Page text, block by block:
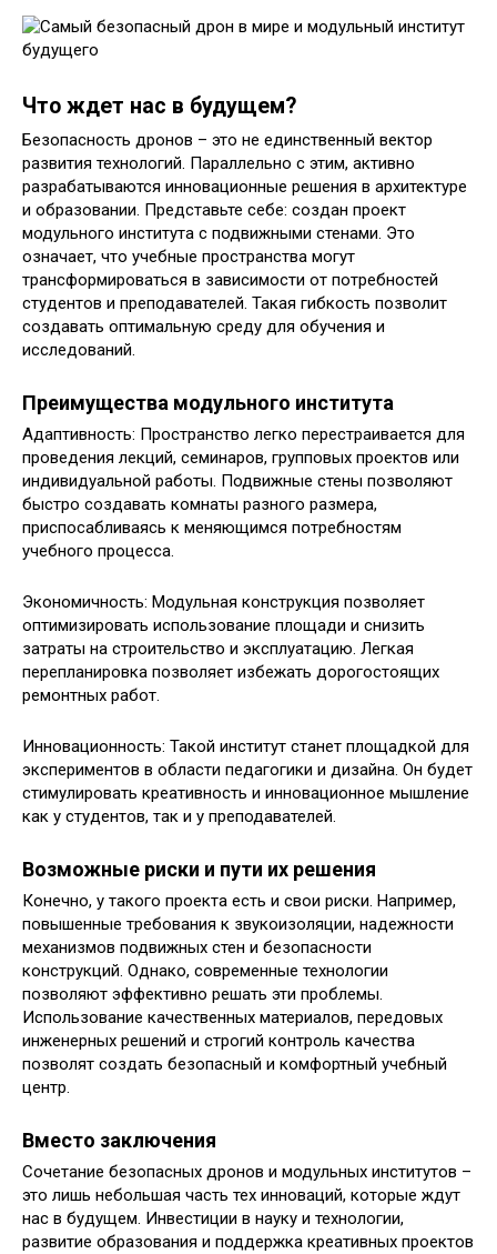
Что ждет нас в будущем?
Безопасность дронов – это не единственный вектор
развития технологий. Параллельно с этим, активно
разрабатываются инновационные решения в архитектуре
и образовании. Представьте себе: создан проект
модульного института с подвижными стенами. Это
означает, что учебные пространства могут
трансформироваться в зависимости от потребностей
студентов и преподавателей. Такая гибкость позволит
создавать оптимальную среду для обучения и
исследований.
Преимущества модульного института
Адаптивность: Пространство легко перестраивается для
проведения лекций, семинаров, групповых проектов или
индивидуальной работы. Подвижные стены позволяют
быстро создавать комнаты разного размера,
приспосабливаясь к меняющимся потребностям
учебного процесса.
Экономичность: Модульная конструкция позволяет
оптимизировать использование площади и снизить
затраты на строительство и эксплуатацию. Легкая
перепланировка позволяет избежать дорогостоящих
ремонтных работ.
Инновационность: Такой институт станет площадкой для
экспериментов в области педагогики и дизайна. Он будет
стимулировать креативность и инновационное мышление
как у студентов, так и у преподавателей.
Возможные риски и пути их решения
Конечно, у такого проекта есть и свои риски. Например,
повышенные требования к звукоизоляции, надежности
механизмов подвижных стен и безопасности
конструкций. Однако, современные технологии
позволяют эффективно решать эти проблемы.
Использование качественных материалов, передовых
инженерных решений и строгий контроль качества
позволят создать безопасный и комфортный учебный
центр.
Вместо заключения
Сочетание безопасных дронов и модульных институтов –
это лишь небольшая часть тех инноваций, которые ждут
нас в будущем. Инвестиции в науку и технологии,
развитие образования и поддержка креативных проектов